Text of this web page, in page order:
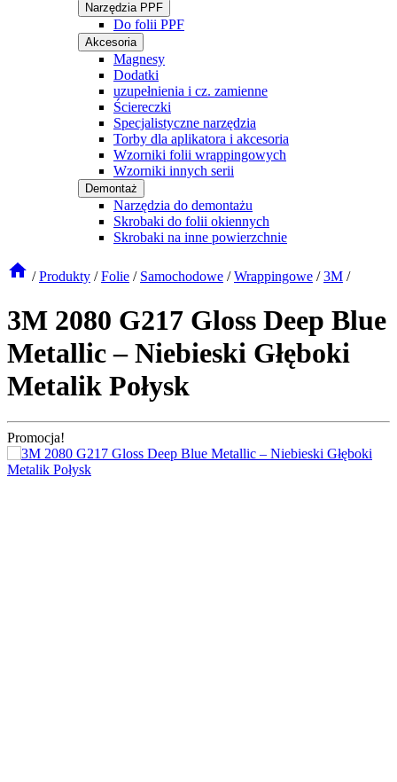
Narzędzia PPF
Do folii PPF
Akcesoria
Magnesy
Dodatki
uzupełnienia i cz. zamienne
Ściereczki
Specjalistyczne narzędzia
Torby dla aplikatora i akcesoria
Wzorniki folii wrappingowych
Wzorniki innych serii
Demontaż
Narzędzia do demontażu
Skrobaki do folii okiennych
Skrobaki na inne powierzchnie
/ Produkty / Folie / Samochodowe / Wrappingowe / 3M /
3M 2080 G217 Gloss Deep Blue
Metallic – Niebieski Głęboki
Metalik Połysk
Promocja!